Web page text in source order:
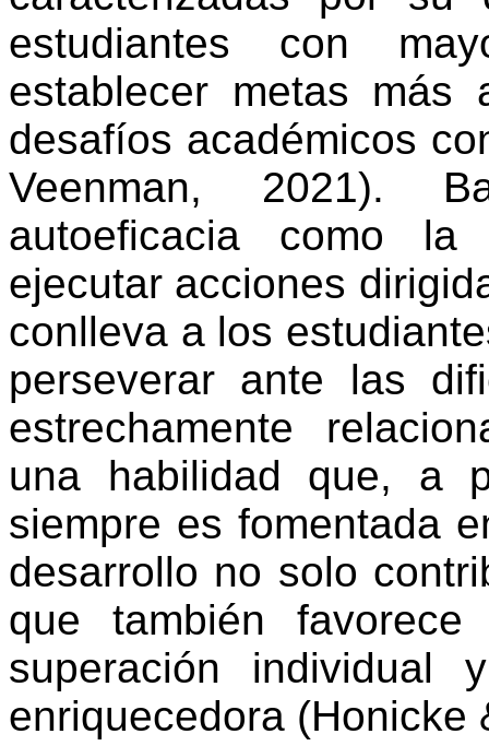
estudiantes con
establecer metas más
desafíos académicos
Veenman, 2021).
autoeficacia como
ejecutar acciones
conlleva a los
perseverar ante las
estrechamente
una habilidad que, a
siempre es fomentada
desarrollo no solo
que también
superación individual
enriquecedora (Honicke